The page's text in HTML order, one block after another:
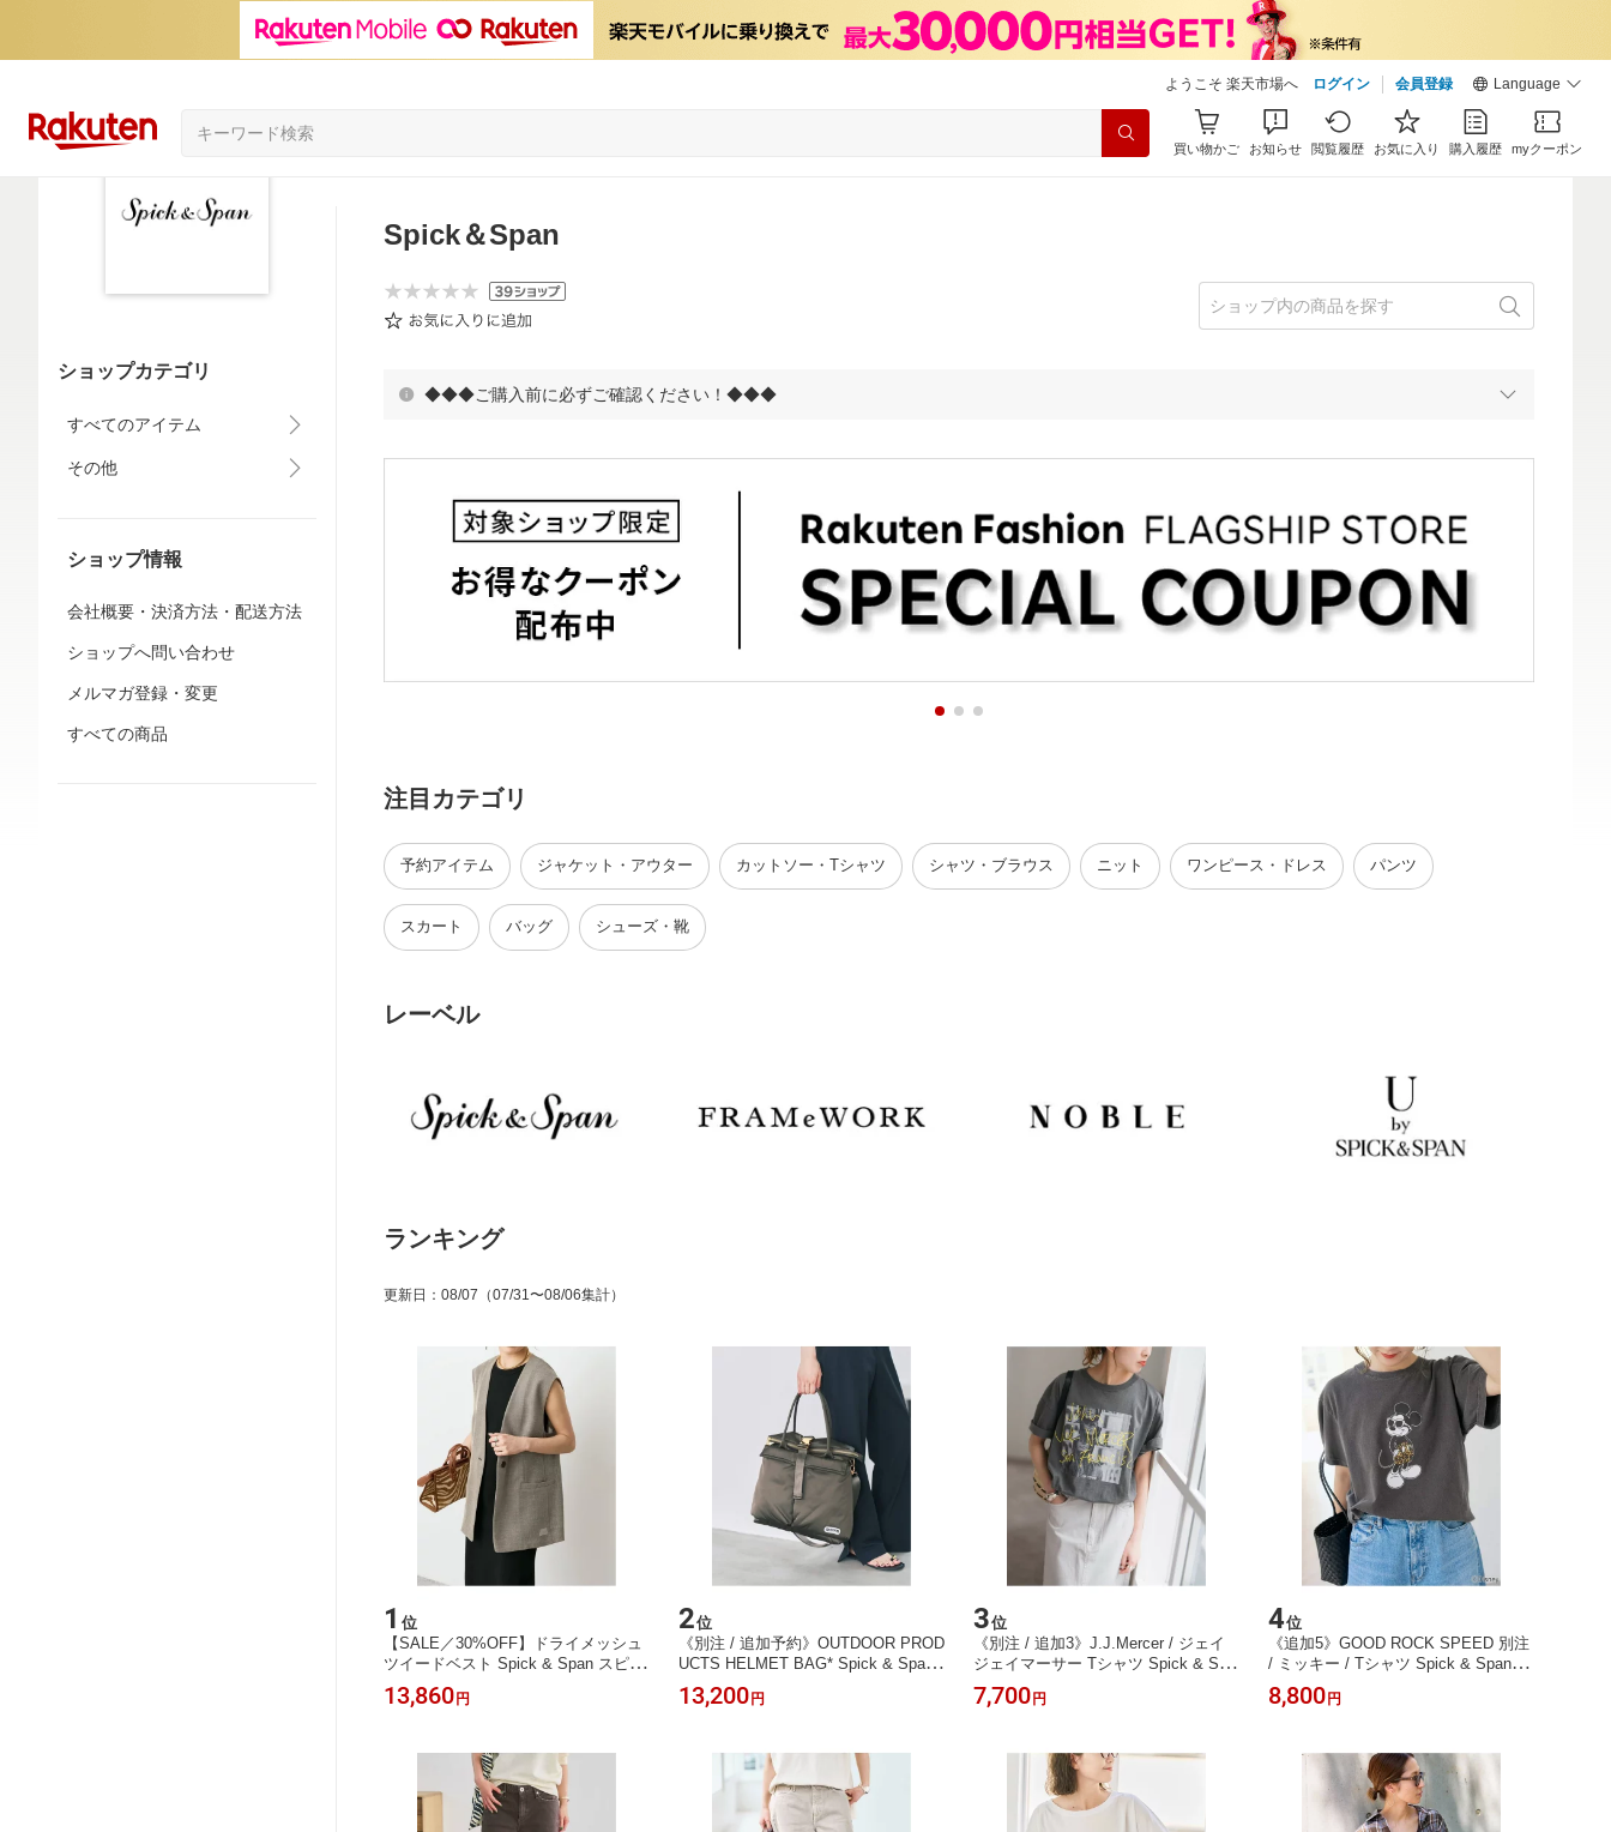
ようこそ 楽天市場へ ログイン 会員登録 Language
買い物かご お知らせ 閲覧履歴 お気に入り 購入履歴 myクーポン
ショップカテゴリ
すべてのアイテム
その他
ショップ情報
会社概要・決済方法・配送方法
ショップへ問い合わせ
メルマガ登録・変更
すべての商品
Spick＆Span
◆◆◆ご購入前に必ずご確認ください！◆◆◆
注目カテゴリ
予約アイテム ジャケット・アウター カットソー・Tシャツ シャツ・ブラウス ニット ワンピース・ドレス パンツ
スカート バッグ シューズ・靴
レーベル
ランキング
更新日 ： 08/07 （07/31〜08/06集計）
1 位
【SALE／30%OFF】ドライメッシュ
ツイードベスト Spick & Span スピッ
クアンドスパン トップス ベスト・ジ
レ ベージュ ネイビー【RBA_E】【送
13,860円
2位
《別注 / 追加予約》OUTDOOR PROD
UCTS HELMET BAG* Spick & Span
スピックアンドスパン バッグ トート
バッグ カーキグリーン ブラック【先
13,200円
3位
《別注 / 追加3》J.J.Mercer / ジェイ
ジェイマーサー Tシャツ Spick & Spa
n スピックアンドスパン トップス カ
ットソー・Tシャツ ブラウン ブラッ
7,700円
4位
《追加5》GOOD ROCK SPEED 別注
/ ミッキー / Tシャツ Spick & Span ス
ピックアンドスパン トップス カット
ソー・Tシャツ ブラック ホワイト
8,800円